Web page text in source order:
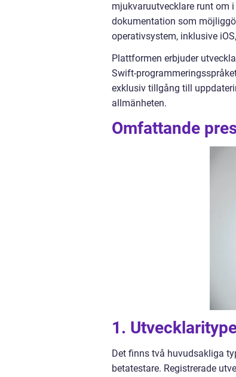
mjukvaruutvecklare runt om
dokumentation som
operativsystem, inklusive
Plattformen erbjuder
Swift-
exklusiv tillgång till
allmänheten.
Omfattande
1.
Det finns två huvudsakliga
betatestare. Registrerade